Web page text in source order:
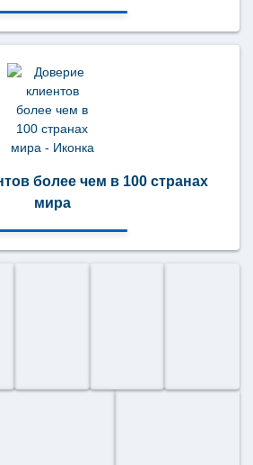
более чем в 100 странах
мира